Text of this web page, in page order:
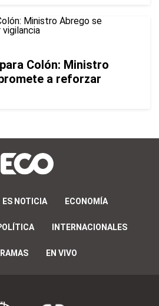
Colón: Ministro
a reforzar
ES NOTICIA ECONOMÍA
INTERNACIONALES
EN VIVO